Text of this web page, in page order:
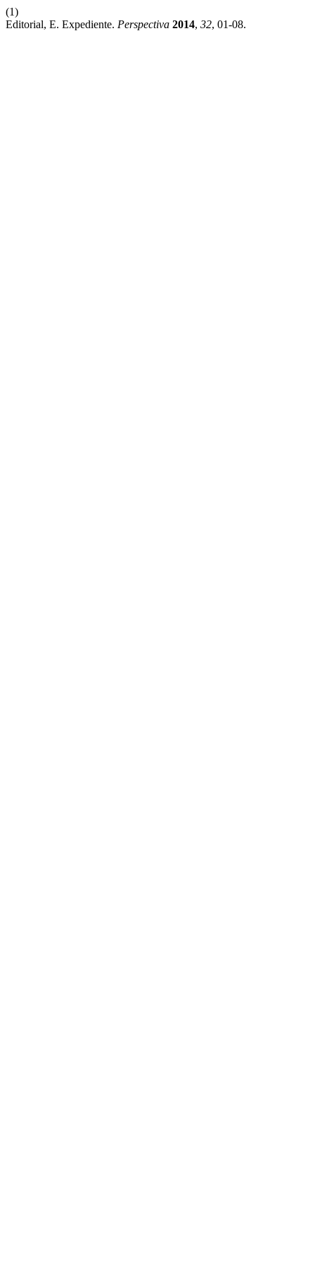
(1)
Editorial, E. Expediente. Perspectiva 2014, 32, 01-08.